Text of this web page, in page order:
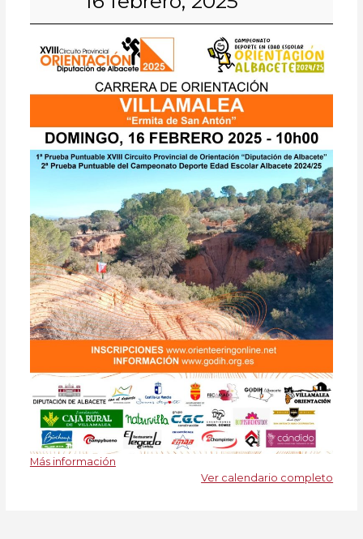
Más información
Ver calendario completo